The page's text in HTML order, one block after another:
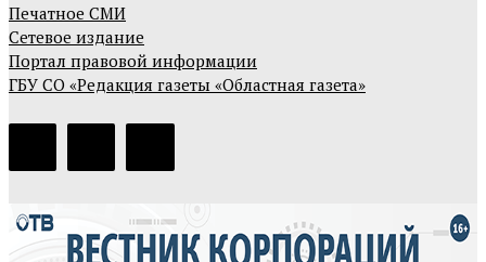
Печатное СМИ
Сетевое издание
Портал правовой информации
ГБУ СО «Редакция газеты «Областная газета»